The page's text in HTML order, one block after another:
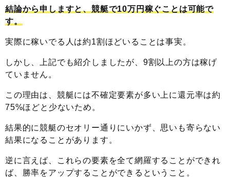
結論から申しますと、競艇で10万円稼ぐことは可能で
す。
実際に稼いでる人は約1割ほどいることは事実。
しかし、上記でも紹介しましたが、9割以上の方は稼げ
ていません。
この理由は、競艇には不確定要素が多い上に還元率は約
75%ほどと少ないため。
結果的に競艇のセオリー通りにいかず、思いも寄らない
結果になることがあります。
逆に言えば、これらの要素を全て網羅することができれ
ば、勝率をアップすることができるということ。